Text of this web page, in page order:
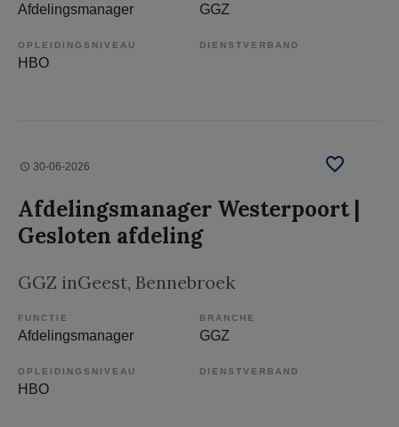
Afdelingsmanager GGZ
OPLEIDINGSNIVEAU
HBO
DIENSTVERBAND
30-06-2026
Afdelingsmanager Westerpoort |
Gesloten afdeling
GGZ inGeest, Bennebroek
FUNCTIE
Afdelingsmanager
BRANCHE
GGZ
OPLEIDINGSNIVEAU
HBO
DIENSTVERBAND